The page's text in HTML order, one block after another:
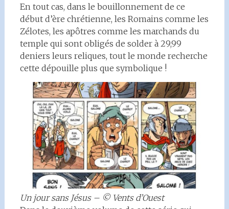
En tout cas, dans le bouillonnement de ce
début d’ère chrétienne, les Romains comme les
Zélotes, les apôtres comme les marchands du
temple qui sont obligés de solder à 29,99
deniers leurs reliques, tout le monde recherche
cette dépouille plus que symbolique !
Un jour sans Jésus – © Vents d’Ouest